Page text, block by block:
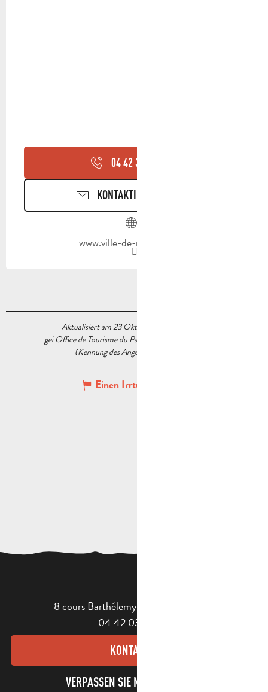
04 42 32 91
KONTAKTIEREN SIE UNS
www.ville-de-roquevaire.fr
Aktualisiert am 23 Oktober 2020 Um 15:14
gei Office de Tourisme du Pays d’Aubagne et de l’Étoile
(Kennung des Angebots :
Einen Irrtum angeben
8 cours Barthélemy - 13400 Aubagne
04 42 03 49 98
KONTAKT
VERPASSEN SIE NICHT UNSEREN